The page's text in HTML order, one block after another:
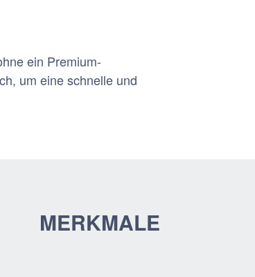
ein Premium-
um eine schnelle und
MERKMALE